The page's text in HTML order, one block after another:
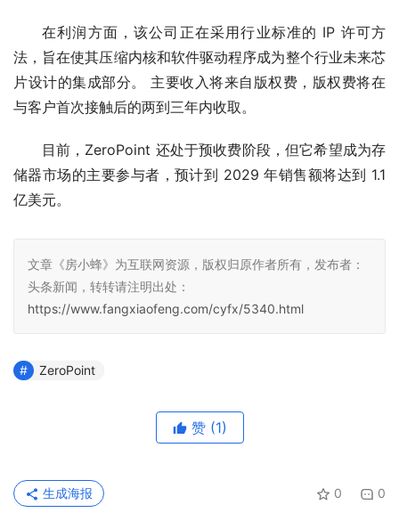
在利润方面，该公司正在采用行业标准的 IP 许可方
法，旨在使其压缩内核和软件驱动程序成为整个行业未来芯
片设计的集成部分。 主要收入将来自版权费，版权费将在
与客户首次接触后的两到三年内收取。
目前，ZeroPoint 还处于预收费阶段，但它希望成为存
储器市场的主要参与者，预计到 2029 年销售额将达到 1.1
亿美元。
文章《房小蜂》为互联网资源，版权归原作者所有，发布者：
头条新闻，转转请注明出处：
https://www.fangxiaofeng.com/cyfx/5340.html
ZeroPoint
赞 (1)
0 0
生成海报